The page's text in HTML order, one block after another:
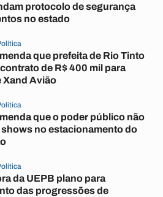
protocolo de segurança
no estado
que prefeita de Rio Tinto
de R$ 400 mil para
Xand Avião
que o poder público não
no estacionamento do
da UEPB plano para
das progressões de